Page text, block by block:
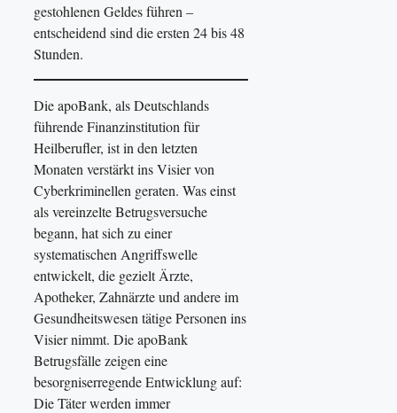
gestohlenen Geldes führen –
entscheidend sind die ersten 24 bis 48
Stunden.
Die apoBank, als Deutschlands
führende Finanzinstitution für
Heilberufler, ist in den letzten
Monaten verstärkt ins Visier von
Cyberkriminellen geraten. Was einst
als vereinzelte Betrugsversuche
begann, hat sich zu einer
systematischen Angriffswelle
entwickelt, die gezielt Ärzte,
Apotheker, Zahnärzte und andere im
Gesundheitswesen tätige Personen ins
Visier nimmt. Die apoBank
Betrugsfälle zeigen eine
besorgniserregende Entwicklung auf:
Die Täter werden immer